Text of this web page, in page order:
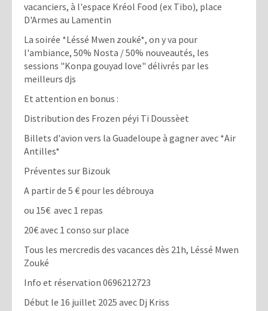
vacanciers, à l'espace Kréol Food (ex Tibo), place
D'Armes au Lamentin
La soirée *Léssé Mwen zouké*, on y va pour
l'ambiance, 50% Nosta / 50% nouveautés, les
sessions "Konpa gouyad love" délivrés par les
meilleurs djs
Et attention en bonus :
Distribution des Frozen péyi Ti Doussèet
Billets d'avion vers la Guadeloupe à gagner avec *Air
Antilles*
Préventes sur Bizouk
A partir de 5 € pour les débrouya
ou 15€ avec 1 repas
20€ avec 1 conso sur place
Tous les mercredis des vacances dès 21h, Léssé Mwen
Zouké
Info et réservation 0696212723
Début le 16 juillet 2025 avec Dj Kriss